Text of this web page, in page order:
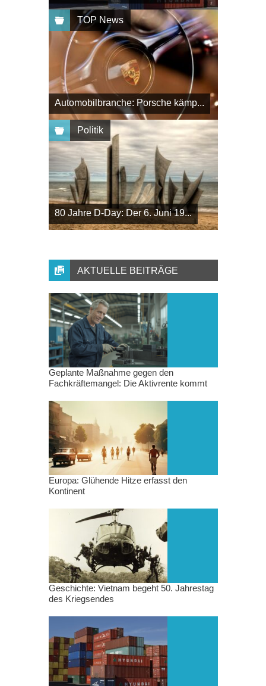
TOP News
Automobilbranche: Porsche kämp...
Politik
80 Jahre D-Day: Der 6. Juni 19...
AKTUELLE BEITRÄGE
Geplante Maßnahme gegen den
Fachkräftemangel: Die Aktivrente kommt
Europa: Glühende Hitze erfasst den
Kontinent
Geschichte: Vietnam begeht 50. Jahrestag
des Kriegsendes